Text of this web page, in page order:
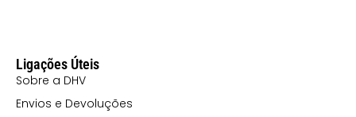
Ligações Úteis
Sobre a DHV
Envios e Devoluções